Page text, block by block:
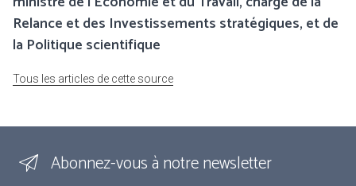
Relance et des Investissements stratégiques, et de
la Politique scientifique
Tous les articles de cette source
Abonnez-vous à notre newsletter